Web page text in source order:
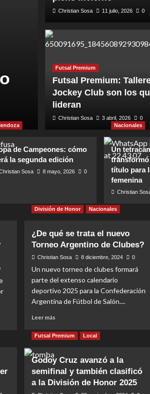
Copa de
consiguió
Christian Sosa 26 mayo, 2026 0
Christian Sosa 11 julio, 2026 0
Futsal Premium
Futsal Premium:
Jockey Club son los
lideran
Christian Sosa 3 abril, 2026 0
de Campeones: cómo
la segunda edición
Sosa 8 mayo, 2026 0
Nacionales
Un
título para
femenina
Christian
División de Honor Nacionales
¿De qué se trata el nuevo
Torneo Argentino de Clubes?
Christian Sosa 8 diciembre, 2024 0
Un nuevo torneo de clubes formará
parte del extenso calendario
deportivo 2025 para la Confederación
Argentina de Fútbol de Salón....
Leer másRead
about
se
trata
el
Futsal Premium Local
Godoy Cruz avanzó a la
semifinal y también clasificó
a la División de Honor 2025